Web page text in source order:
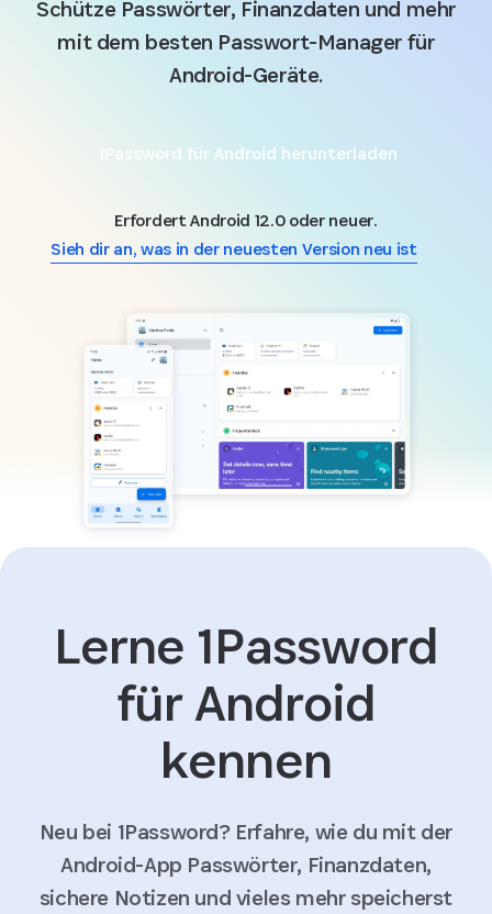
Schütze Passwörter, Finanzdaten und mehr
mit dem besten Passwort-Manager für
Android-Geräte.
1Password für Android herunterladen
Erfordert Android 12.0 oder neuer.
Sieh dir an, was in der neuesten Version neu ist
Lerne 1Password
für Android
kennen
Neu bei 1Password? Erfahre, wie du mit der
Android-App Passwörter, Finanzdaten,
sichere Notizen und vieles mehr speicherst